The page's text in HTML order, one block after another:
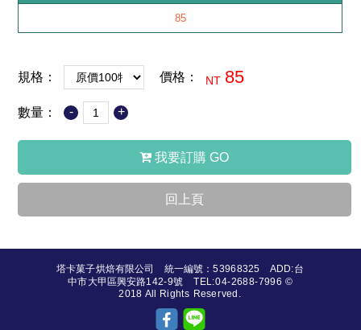
85
規格： 價格： NT 85
數量： - +
我要訂購 GO
回上頁
塔卡菓子烘焙有限公司 統一編號：53968325 ADD:台
中市大甲區興安路142-9號 TEL:04-2688-7996 ©
2018 All Rights Reserved.